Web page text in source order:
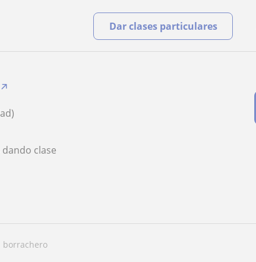
Dar clases particulares
dando clase
borrachero